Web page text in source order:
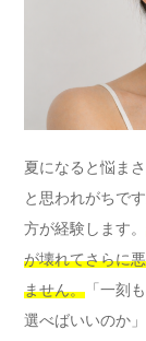
夏になると悩ま
と思われがちで
方が経験します。
が壊れてさらに
ません。 「一刻
選べばいいのか